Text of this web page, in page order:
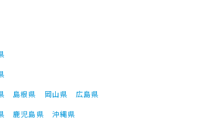
島根県 岡山県
広島県
鹿児島県 沖縄県